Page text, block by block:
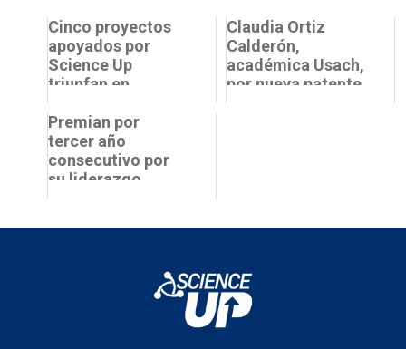
Cinco proyectos
apoyados por
Science Up
triunfan en
2024
Claudia Ortiz
Calderón,
académica Usach,
por nueva patente
Premian por
tercer año
consecutivo por
su liderazgo